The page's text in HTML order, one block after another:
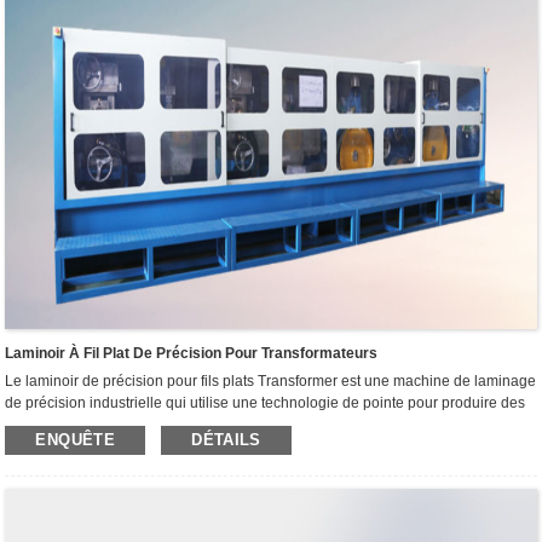
comme un fournisseur de systèmes pour concevoir, construire, construire, livrer
et déboguer votre système
Laminoir À Fil Plat De Précision Pour Transformateurs
Le laminoir de précision pour fils plats Transformer est une machine de laminage
de précision industrielle qui utilise une technologie de pointe pour produire des
fils plats avec une précision extrême. La machine utilise un processus de
laminage unique qui permet un contrôle précis de l'épaisseur et de la largeur du
ENQUÊTE DÉTAILS